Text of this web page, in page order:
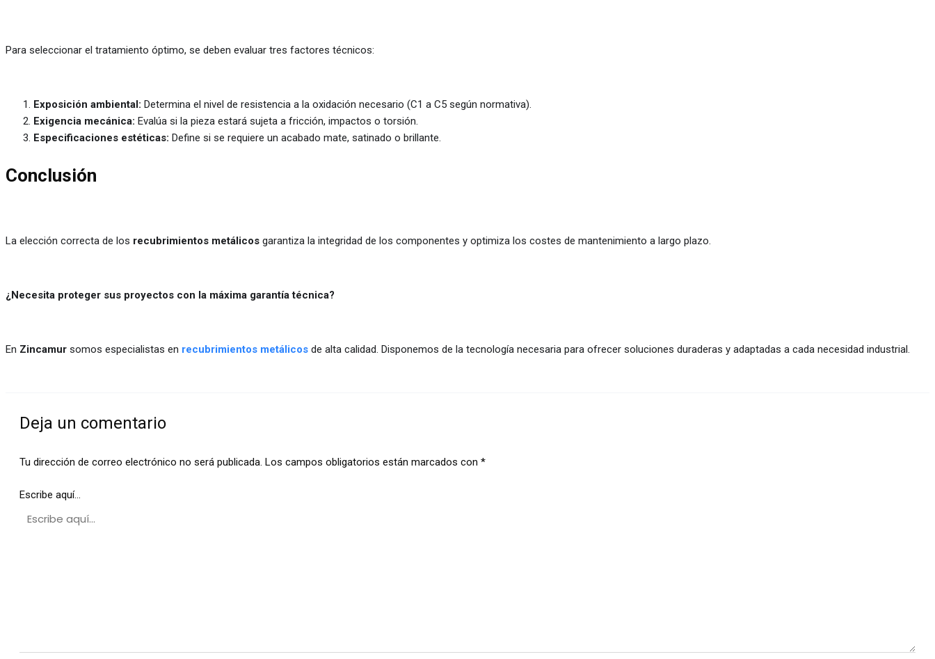
Para seleccionar el tratamiento óptimo, se deben evaluar tres factores técnicos:
Exposición ambiental: Determina el nivel de resistencia a la oxidación necesario (C1 a C5 según normativa).
Exigencia mecánica: Evalúa si la pieza estará sujeta a fricción, impactos o torsión.
Especificaciones estéticas: Define si se requiere un acabado mate, satinado o brillante.
Conclusión
La elección correcta de los recubrimientos metálicos garantiza la integridad de los componentes y optimiza los costes de mantenimiento a largo plazo.
¿Necesita proteger sus proyectos con la máxima garantía técnica?
En Zincamur somos especialistas en recubrimientos metálicos de alta calidad. Disponemos de la tecnología necesaria para ofrecer soluciones duraderas y adaptadas a cada necesidad industrial.
Deja un comentario
Tu dirección de correo electrónico no será publicada. Los campos obligatorios están marcados con *
Escribe aquí...